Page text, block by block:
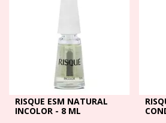
RISQUE ESM NATURAL
INCOLOR - 8 ML